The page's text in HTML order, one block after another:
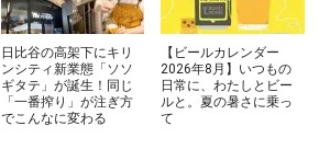
日比谷の高架下にキリ
ンシティ新業態「ソソ
ギタテ」が誕生！同じ
「一番搾り」が注ぎ方
でこんなに変わる
【ビールカレンダー
2026年8月】いつもの
日常に、わたしとビー
ルと。夏の暑さに乗っ
て